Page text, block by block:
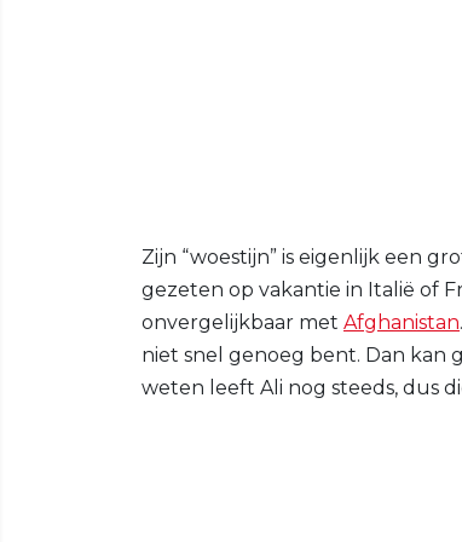
Zijn “woestijn” is eigenlijk een
gezeten op vakantie in Italië of
onvergelijkbaar met Afghanistan
niet snel genoeg bent. Dan kan
weten leeft Ali nog steeds, dus